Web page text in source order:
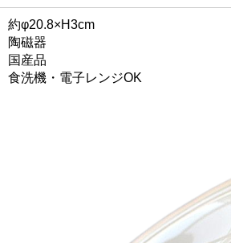
約φ20.8×H3cm
陶磁器
国産品
食洗機・電子レンジOK